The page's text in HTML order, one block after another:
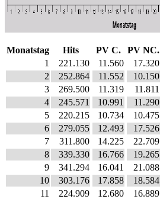
Monatstag
Hits
1
221.130
2
252.864
3
269.500
4
245.571
5
220.215
6
279.055
7
311.800
8
339.330
9
341.294
10
303.176
11
224.909
PV C.
11.560
11.552
11.319
10.991
10.734
12.493
14.225
16.766
16.041
17.858
12.680
PV NC.
17.320
10.150
11.811
11.290
10.475
17.526
22.709
19.265
21.088
18.584
16.889